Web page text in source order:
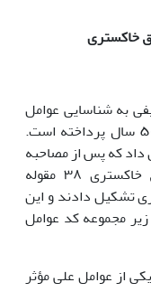
خاکستری
به شناسایی عوامل
مؤثر بر طلاق خاکستری در زوجین بالای ۵۰ سال پرداخته است.
داد که پس از مصاحبه
با خبرگان و زوجین دارای تجربه طلاق خاکستری ۳۸ مقوله
مقولات در ۱۵ کد محوری تشکیل دادند و این
مجموعه کد عوامل
از عوامل علی مؤثر